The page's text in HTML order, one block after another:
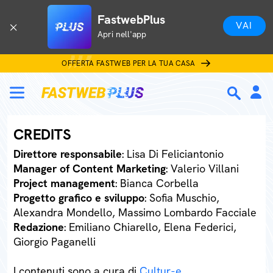
FastwebPlus
Apri nell'app
VAI
OFFERTA FASTWEB PER LA TUA CASA
CREDITS
Direttore responsabile: Lisa Di Feliciantonio
Manager of Content Marketing: Valerio Villani
Project management: Bianca Corbella
Progetto grafico e sviluppo: Sofia Muschio,
Alexandra Mondello, Massimo Lombardo Facciale
Redazione: Emiliano Chiarello, Elena Federici,
Giorgio Paganelli